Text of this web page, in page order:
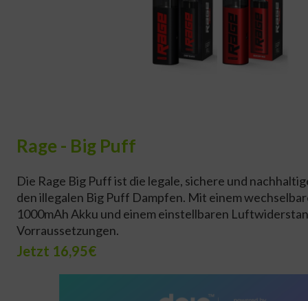
Rage - Big Puff
Die Rage Big Puff ist die legale, sichere und
den illegalen Big Puff Dampfen. Mit einem
1000mAh Akku und einem einstellbaren
Vorraussetzungen.
Jetzt 16,95€